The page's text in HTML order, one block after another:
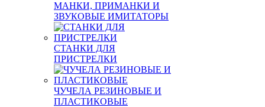
МАНКИ, ПРИМАНКИ И
ЗВУКОВЫЕ ИМИТАТОРЫ
СТАНКИ ДЛЯ
ПРИСТРЕЛКИ
ЧУЧЕЛА РЕЗИНОВЫЕ И
ПЛАСТИКОВЫЕ